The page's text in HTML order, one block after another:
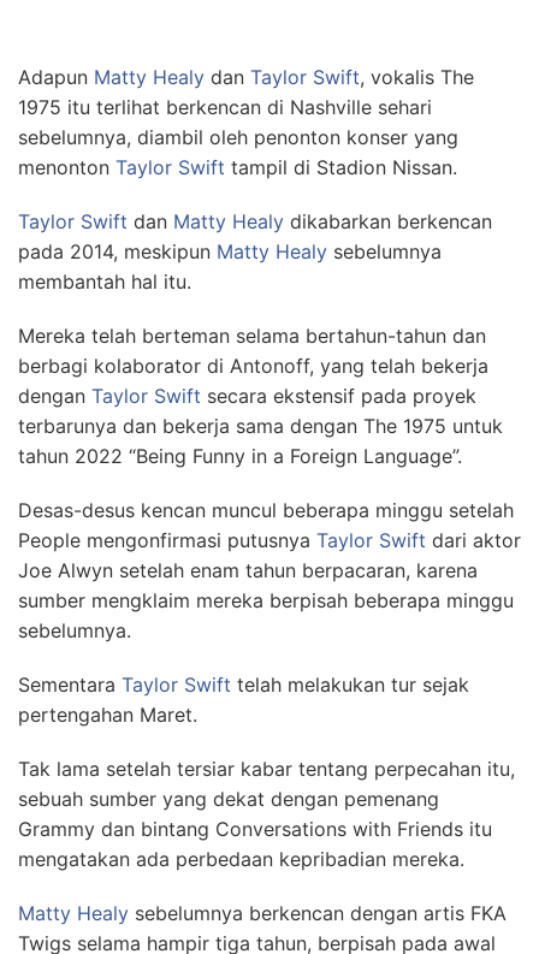
Adapun Matty Healy dan Taylor Swift, vokalis The
1975 itu terlihat berkencan di Nashville sehari
sebelumnya, diambil oleh penonton konser yang
menonton Taylor Swift tampil di Stadion Nissan.
Taylor Swift dan Matty Healy dikabarkan berkencan
pada 2014, meskipun Matty Healy sebelumnya
membantah hal itu.
Mereka telah berteman selama bertahun-tahun dan
berbagi kolaborator di Antonoff, yang telah bekerja
dengan Taylor Swift secara ekstensif pada proyek
terbarunya dan bekerja sama dengan The 1975 untuk
tahun 2022 “Being Funny in a Foreign Language”.
Desas-desus kencan muncul beberapa minggu setelah
People mengonfirmasi putusnya Taylor Swift dari aktor
Joe Alwyn setelah enam tahun berpacaran, karena
sumber mengklaim mereka berpisah beberapa minggu
sebelumnya.
Sementara Taylor Swift telah melakukan tur sejak
pertengahan Maret.
Tak lama setelah tersiar kabar tentang perpecahan itu,
sebuah sumber yang dekat dengan pemenang
Grammy dan bintang Conversations with Friends itu
mengatakan ada perbedaan kepribadian mereka.
Matty Healy sebelumnya berkencan dengan artis FKA
Twigs selama hampir tiga tahun, berpisah pada awal